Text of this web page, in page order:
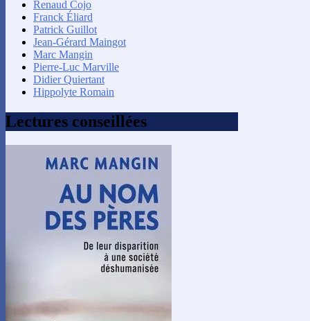
Renaud Cojo
Franck Éliard
Patrick Guillot
Jean-Gérard Maingot
Marc Mangin
Pierre-Luc Marville
Didier Quiertant
Hippolyte Romain
Lectures conseillées